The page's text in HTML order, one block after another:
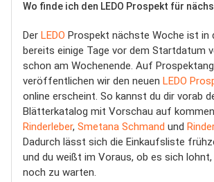
Wo finde ich den LEDO Prospekt für
Der LEDO Prospekt nächste Woche ist in
bereits einige Tage vor dem Startdatum
schon am Wochenende. Auf
veröffentlichen wir den neuen LEDO
online erscheint. So kannst du dir vorab
Blätterkatalog mit Vorschau auf
Rinderleber, Smetana Schmand und
Dadurch lässt sich die Einkaufsliste
und du weißt im Voraus, ob es sich
noch zu warten.